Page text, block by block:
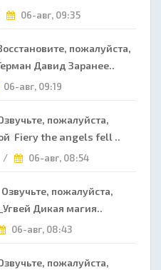
06-авг, 09:35
пожалуйста,
Давид Заранее..
06-авг, 09:19
пожалуйста,
Fiery the angels fell ..
/ 06-авг, 08:54
пожалуйста,
Дикая магия..
06-авг, 08:43
пожалуйста,